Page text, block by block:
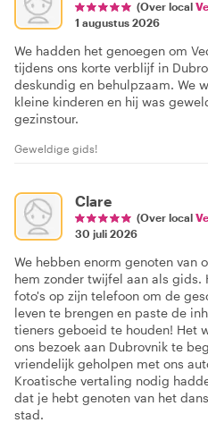
(Over local
1 augustus 2026
We hadden het genoegen om
tijdens ons korte verblijf in
deskundig en behulpzaam. We
kleine kinderen en hij was
gezinstour.
Geweldige gids!
Clare
(Over local
30 juli 2026
We hebben enorm genoten van
hem zonder twijfel aan als gids.
foto's op zijn telefoon om de
leven te brengen en paste de
tieners geboeid te houden! Het
ons bezoek aan Dubrovnik te
vriendelijk geholpen met ons
Kroatische vertaling nodig
dat je hebt genoten van het
stad.